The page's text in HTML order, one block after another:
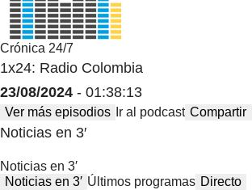
Crónica 24/7
1x24: Radio Colombia
23/08/2024 - 01:38:13
Ver más episodios Ir al podcast Compartir
Noticias en 3′
Noticias en 3′
Noticias en 3′ Últimos programas Directo